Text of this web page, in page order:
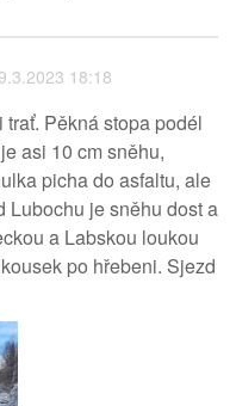
18:18
Pěkná stopa podél
asi 10 cm sněhu,
picha do asfaltu, ale
Lubochu je sněhu dost a
a Labskou loukou
po hřebeni. Sjezd